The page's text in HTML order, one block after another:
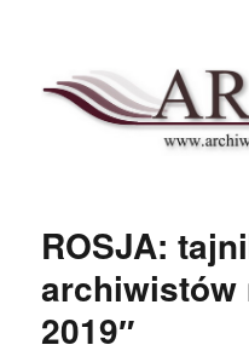
Archnet
ROSJA:
archiwistów
2019″